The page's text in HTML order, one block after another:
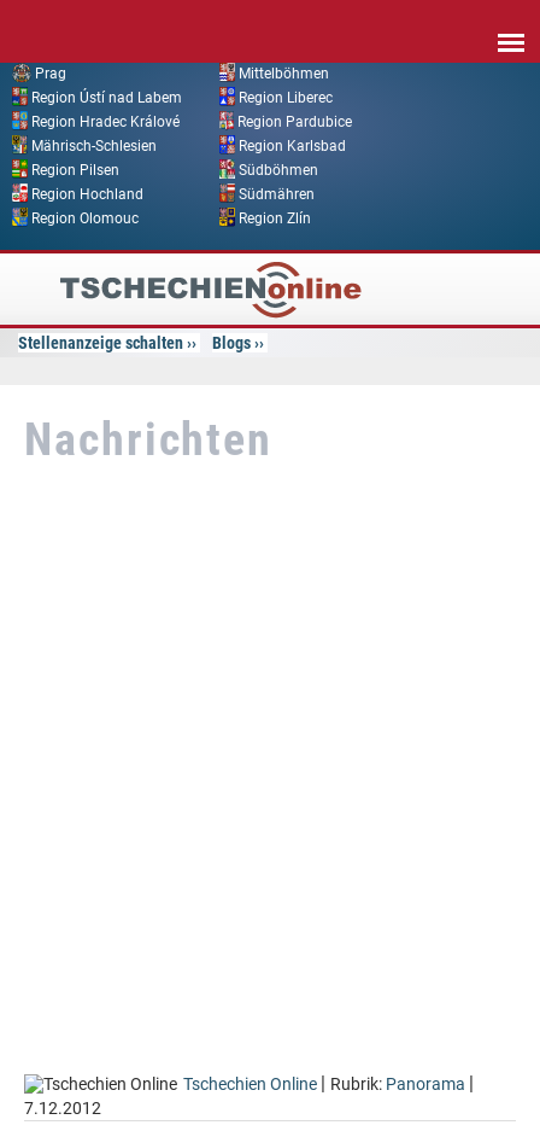
Prag
Mittelböhmen
Region Ústí nad Labem
Region Liberec
Region Hradec Králové
Region Pardubice
Mährisch-Schlesien
Region Karlsbad
Region Pilsen
Südböhmen
Region Hochland
Südmähren
Region Olomouc
Region Zlín
Tschechien
Online
Stellenanzeige schalten Blogs
Nachrichten
Tschechien Online | Rubrik: Panorama |
7.12.2012